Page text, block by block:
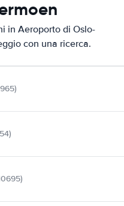
in Aeroporto di Oslo-
con una ricerca.